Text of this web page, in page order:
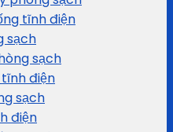
tĩnh điện
sạch
sạch
điện
sạch
điện